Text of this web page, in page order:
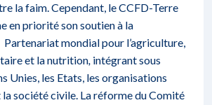
la faim. Cependant, le CCFD-Terre
en priorité son soutien à la
Partenariat mondial pour l’agriculture,
et la nutrition, intégrant sous
Unies, les Etats, les organisations
société civile. La réforme du Comité